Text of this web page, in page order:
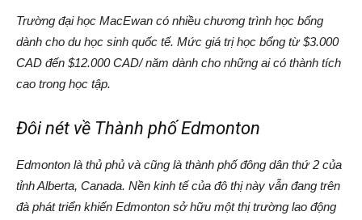
Trường đại học MacEwan có nhiều chương trình học bổng
dành cho du học sinh quốc tế. Mức giá trị học bổng từ $3.000
CAD đến $12.000 CAD/ năm dành cho những ai có thành tích
cao trong học tập.
Đôi nét về Thành phố Edmonton
Edmonton là thủ phủ và cũng là thành phố đông dân thứ 2 của
tỉnh Alberta, Canada. Nền kinh tế của đô thị này vẫn đang trên
đà phát triển khiến Edmonton sở hữu một thị trường lao động